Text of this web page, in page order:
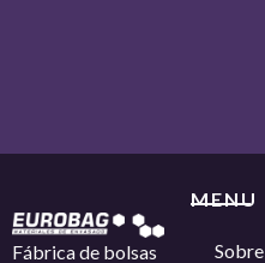
Fábrica de bolsas
MENU
Sobre